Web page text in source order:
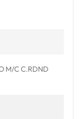
M/C C.RDND